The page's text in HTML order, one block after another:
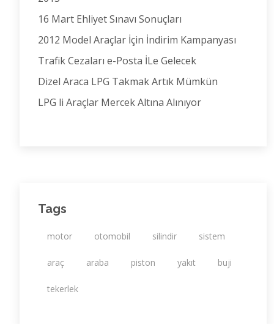
16 Mart Ehliyet Sınavı Sonuçları
2012 Model Araçlar İçin İndirim Kampanyası
Trafik Cezaları e-Posta İLe Gelecek
Dizel Araca LPG Takmak Artık Mümkün
LPG li Araçlar Mercek Altına Alınıyor
Tags
motor otomobil silindir sistem
araç araba piston yakıt buji
tekerlek